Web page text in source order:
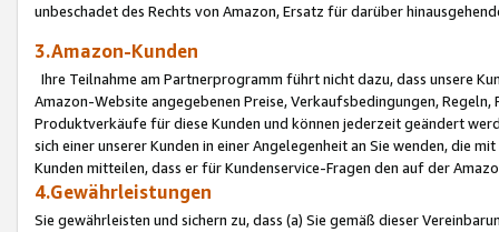
unbeschadet des Rechts von Amazon, Ersatz für darüber
3.Amazon-Kunden
Ihre Teilnahme am Partnerprogramm führt nicht dazu, dass unsere
Amazon-Website angegebenen Preise, Verkaufsbedingungen,
Produktverkäufe für diese Kunden und können jederzeit geändert
sich einer unserer Kunden in einer Angelegenheit an Sie wenden, die
Kunden mitteilen, dass er für Kundenservice-Fragen den auf der
4.Gewährleistungen
Sie gewährleisten und sichern zu, dass (a) Sie gemäß dieser